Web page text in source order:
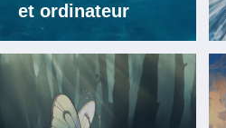
et ordinateur